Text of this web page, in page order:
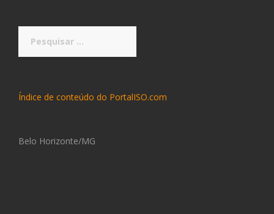
por:
Índice de conteúdo do PortalISO.com
Belo Horizonte/MG